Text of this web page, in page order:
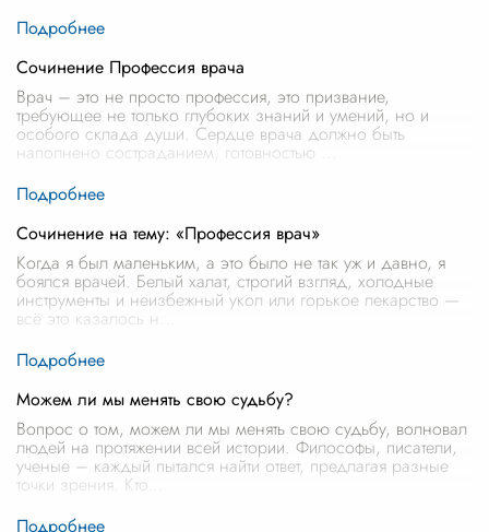
Сочинение Профессия врача
Врач – это не просто профессия, это призвание,
требующее не только глубоких знаний и умений, но и
особого склада души. Сердце врача должно быть
наполнено состраданием, готовностью
Сочинение на тему: «Профессия врач»
Когда я был маленьким, а это было не так уж и давно, я
боялся врачей. Белый халат, строгий взгляд, холодные
инструменты и неизбежный укол или горькое лекарство —
всё это казалось н
Можем ли мы менять свою судьбу?
Вопрос о том, можем ли мы менять свою судьбу, волновал
людей на протяжении всей истории. Философы, писатели,
ученые – каждый пытался найти ответ, предлагая разные
точки зрения. Кто